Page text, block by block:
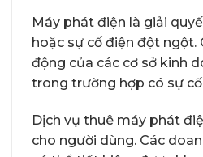
Máy phát điện là giải
hoặc sự cố điện đột ngột.
động của các cơ sở kinh
trong trường hợp có sự
Dịch vụ thuê máy phát
cho người dùng. Các